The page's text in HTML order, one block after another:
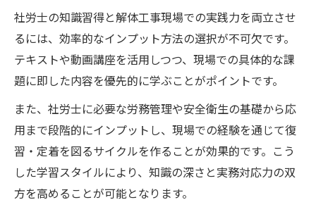
社労士の知識習得と解体工事現場での実践力を両立させ
るには、効率的なインプット方法の選択が不可欠です。
テキストや動画講座を活用しつつ、現場での具体的な課
題に即した内容を優先的に学ぶことがポイントです。
また、社労士に必要な労務管理や安全衛生の基礎から応
用まで段階的にインプットし、現場での経験を通じて復
習・定着を図るサイクルを作ることが効果的です。こう
した学習スタイルにより、知識の深さと実務対応力の双
方を高めることが可能となります。